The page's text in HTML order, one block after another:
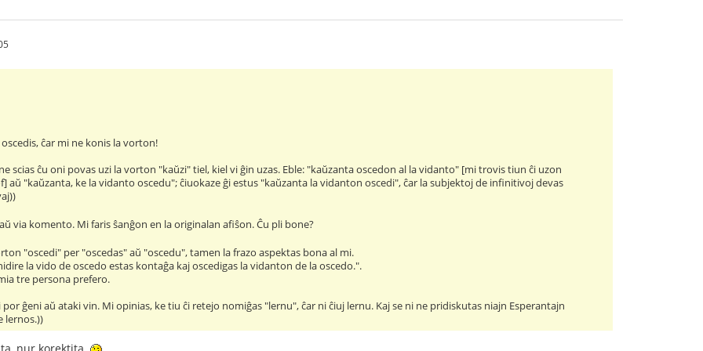
ĉar mi ne konis la vorton!
scias ĉu oni povas uzi la vorton "kaŭzi" tiel, kiel vi ĝin uzas. Eble: "kaŭzanta oscedon al la vidanto" [mi trovis tiun ĉi uzon
aŭ "kaŭzanta, ke la vidanto oscedu"; ĉiuokaze ĝi estus "kaŭzanta la vidanton oscedi", ĉar la subjektoj de infinitivoj devas
via komento. Mi faris ŝanĝon en la originalan afiŝon. Ĉu pli bone?
"oscedi" per "oscedas" aŭ "oscedu", tamen la frazo aspektas bona al mi.
la vido de oscedo estas kontaĝa kaj oscedigas la vidanton de la oscedo.".
tre persona prefero.
por ĝeni aŭ ataki vin. Mi opinias, ke tiu ĉi retejo nomiĝas "lernu", ĉar ni ĉiuj lernu. Kaj se ni ne pridiskutas niajn Esperantajn
lernos.))